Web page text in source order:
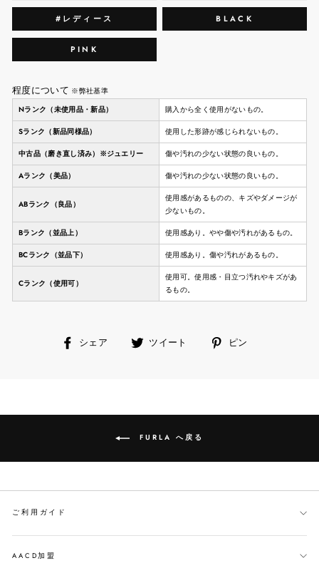
#レディース BLACK
PINK
程度について ※弊社基準
Nランク（未使用品・新品）
購入から全く使用がないもの。
Sランク（新品同様品） 使用した形跡が感じられないもの。
中古品（磨き直し済み）※ジュエリー 傷や汚れの少ない状態の良いもの。
Aランク（美品） 傷や汚れの少ない状態の良いもの。
ABランク（良品）
使用感があるものの、キズやダメージが
少ないもの。
Bランク（並品上） 使用感あり。やや傷や汚れがあるもの。
BCランク（並品下） 使用感あり。傷や汚れがあるもの。
Cランク（使用可）
使用可。使用感・目立つ汚れやキズがあ
るもの。
シェア
facebook
る
ツイート ピン
FURLA へ戻る
ご利用ガイド
AACD加盟